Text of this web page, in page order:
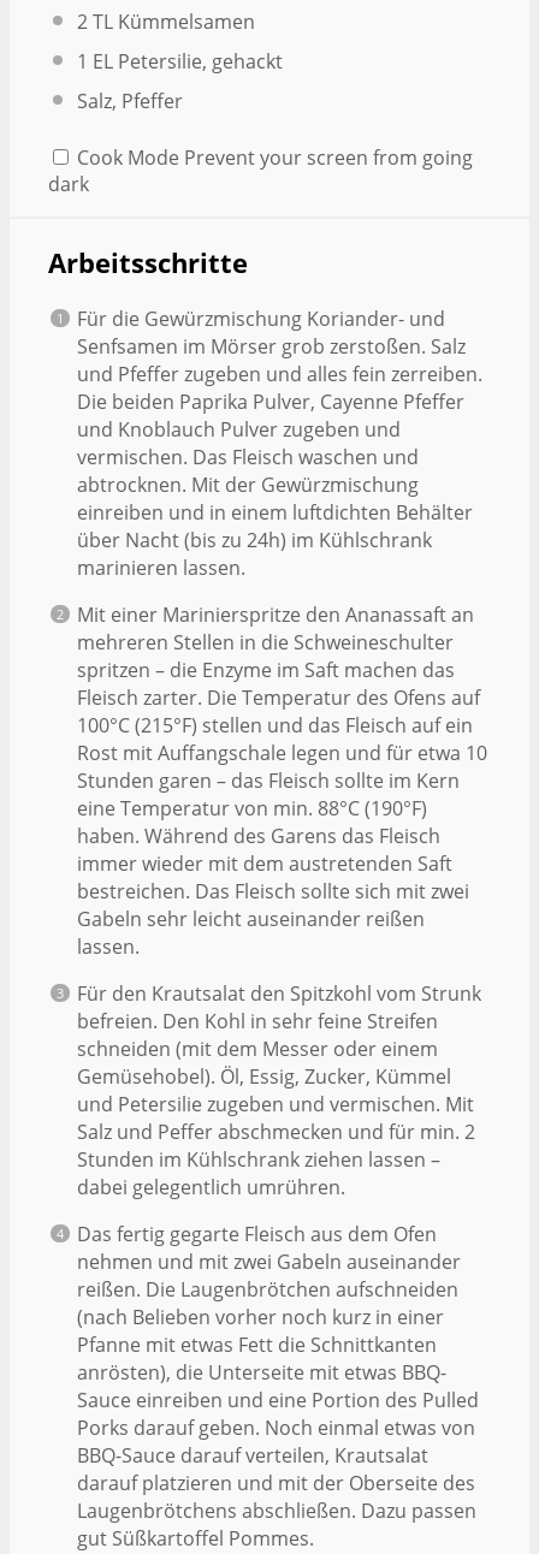
2TL Kümmelsamen
1 EL Petersilie, gehackt
Salz, Pfeffer
Cook Mode Prevent your screen from going
dark
Arbeitsschritte
Für die Gewürzmischung Koriander- und
Senfsamen im Mörser grob zerstoßen. Salz
und Pfeffer zugeben und alles fein zerreiben.
Die beiden Paprika Pulver, Cayenne Pfeffer
und Knoblauch Pulver zugeben und
vermischen. Das Fleisch waschen und
abtrocknen. Mit der Gewürzmischung
einreiben und in einem luftdichten Behälter
über Nacht (bis zu 24h) im Kühlschrank
marinieren lassen.
Mit einer Marinierspritze den Ananassaft an
mehreren Stellen in die Schweineschulter
spritzen – die Enzyme im Saft machen das
Fleisch zarter. Die Temperatur des Ofens auf
100°C (215°F) stellen und das Fleisch auf ein
Rost mit Auffangschale legen und für etwa 10
Stunden garen – das Fleisch sollte im Kern
eine Temperatur von min. 88°C (190°F)
haben. Während des Garens das Fleisch
immer wieder mit dem austretenden Saft
bestreichen. Das Fleisch sollte sich mit zwei
Gabeln sehr leicht auseinander reißen
lassen.
Für den Krautsalat den Spitzkohl vom Strunk
befreien. Den Kohl in sehr feine Streifen
schneiden (mit dem Messer oder einem
Gemüsehobel). Öl, Essig, Zucker, Kümmel
und Petersilie zugeben und vermischen. Mit
Salz und Peffer abschmecken und für min. 2
Stunden im Kühlschrank ziehen lassen –
dabei gelegentlich umrühren.
Das fertig gegarte Fleisch aus dem Ofen
nehmen und mit zwei Gabeln auseinander
reißen. Die Laugenbrötchen aufschneiden
(nach Belieben vorher noch kurz in einer
Pfanne mit etwas Fett die Schnittkanten
anrösten), die Unterseite mit etwas BBQ-
Sauce einreiben und eine Portion des Pulled
Porks darauf geben. Noch einmal etwas von
BBQ-Sauce darauf verteilen, Krautsalat
darauf platzieren und mit der Oberseite des
Laugenbrötchens abschließen. Dazu passen
gut Süßkartoffel Pommes.